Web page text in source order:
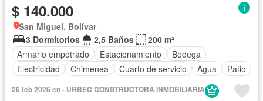
$ 140.000
San Miguel, Bolívar
3 Dormitorios
2,5 Baños
200 m²
Armario empotrado
Estacionamiento
Bodega
Electricidad
Chimenea Cuarto de servicio Agua
Patio
26 feb 2026 en - URBEC CONSTRUCTORA INMOBILIARIA